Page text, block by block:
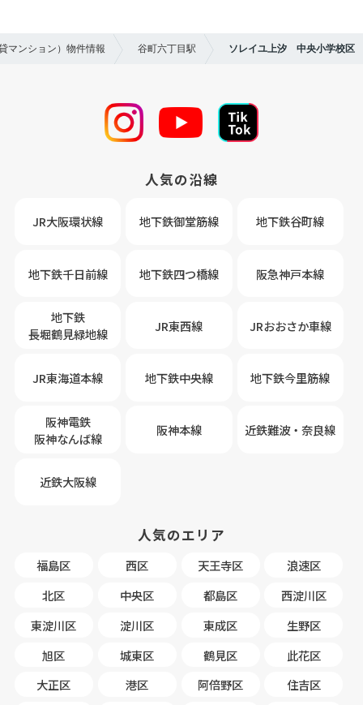
マンション）物件情報 谷町六丁目駅 ソレイユ上汐 中央小学校区
人気の沿線
JR大阪環状線 地下鉄御堂筋線 地下鉄谷町線
地下鉄千日前線 地下鉄四つ橋線 阪急神戸本線
地下鉄
長堀鶴見緑地線
JR東西線 JRおおさか車線
JR東海道本線 地下鉄中央線 地下鉄今里筋線
阪神電鉄
阪神なんば線
阪神本線 近鉄難波・奈良線
近鉄大阪線
人気のエリア
福島区 西区 天王寺区
浪速区
北区
中央区 都島区
西淀川区
東淀川区
淀川区 東成区
生野区
旭区
城東区 鶴見区
此花区
大正区
港区 阿倍野区
住吉区